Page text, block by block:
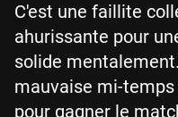
C'est une faillite
ahurissante pour
solide
mauvaise mi-
pour gagner le